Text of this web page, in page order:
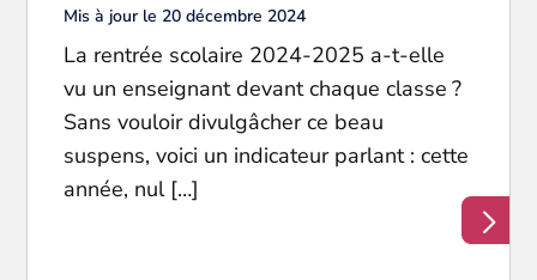
Mis à jour le 20 décembre 2024
La rentrée scolaire 2024-2025 a-t-elle
vu un enseignant devant chaque classe ?
Sans vouloir divulgâcher ce beau
suspens, voici un indicateur parlant : cette
année, nul […]